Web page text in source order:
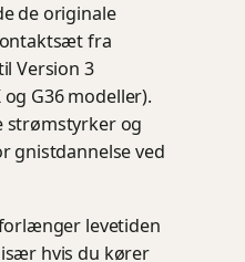
de originale
fra
Version 3
G36 modeller).
strømstyrker og
gnistdannelse ved
levetiden
især hvis du kører